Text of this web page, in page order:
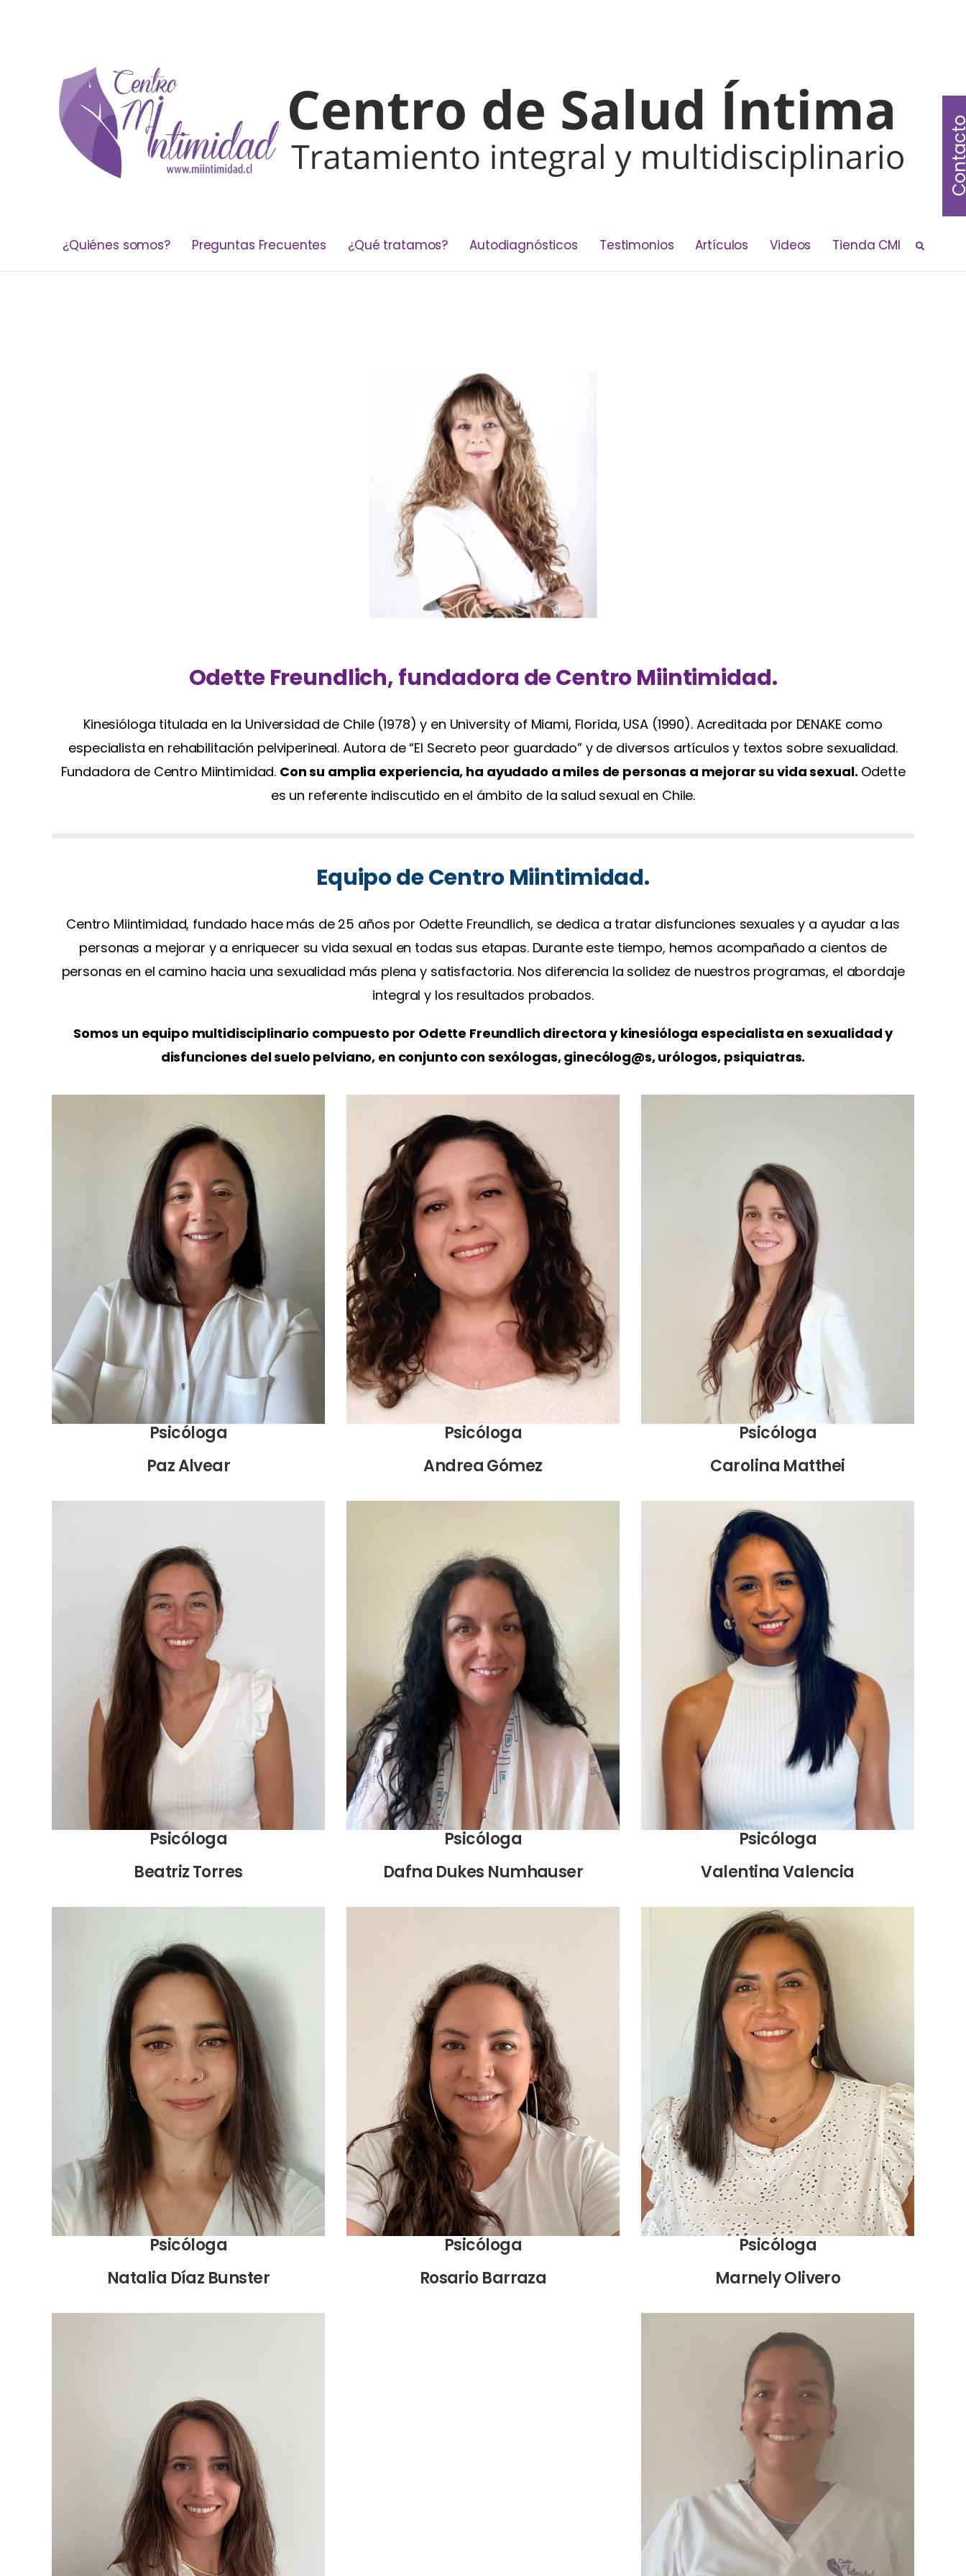
¿Quiénes somos? Preguntas Frecuentes ¿Qué tratamos? Autodiagnósticos Testimonios Artículos Videos Tienda CMI
Directora de Centro Miintimidad y Fundadora de
Vaginismo.cl, Kinesióloga especialista en sexualidad.
Odette Freundlich, fundadora de Centro Miintimidad.
Kinesióloga titulada en la Universidad de Chile (1978) y en University of Miami, Florida, USA (1990). Acreditada por DENAKE como
especialista en rehabilitación pelviperineal. Autora de “El Secreto peor guardado” y de diversos artículos y textos sobre sexualidad.
Fundadora de Centro Miintimidad. Con su amplia experiencia, ha ayudado a miles de personas a mejorar su vida sexual. Odette
es un referente indiscutido en el ámbito de la salud sexual en Chile.
Equipo de Centro Miintimidad.
Centro Miintimidad, fundado hace más de 25 años por Odette Freundlich, se dedica a tratar disfunciones sexuales y a ayudar a las
personas a mejorar y a enriquecer su vida sexual en todas sus etapas. Durante este tiempo, hemos acompañado a cientos de
personas en el camino hacia una sexualidad más plena y satisfactoria. Nos diferencia la solidez de nuestros programas, el abordaje
integral y los resultados probados.
Somos un equipo multidisciplinario compuesto por Odette Freundlich directora y kinesióloga especialista en sexualidad y
disfunciones del suelo pelviano, en conjunto con sexólogas, ginecólog@s, urólogos, psiquiatras.
Psicóloga clínica, Acreditada. Sexóloga. Enfoque
sistémica constructivista.
Master en Psicoterapia Breve Estratégica.
Psicóloga
Paz Alvear
Psicóloga Clínica, Universidad Central. Acreditada
CONAPSCL
Especialista Post titulada y Diplomada en Terapia
Sexual y de Pareja, Sexóloga, Docente de Sexología
en USS.
Psicóloga
Andrea Gómez
Psicóloga, Universidad del Desarrollo, Master en
Sexología en Instituto Universitario de Sexología de
la Universidad Camilo José Cela. España
Psicóloga
Carolina Matthei
Psicóloga clínica, formada en Terapia Centrada en
la Compasión y Teoría del Apego, Diplomada en
Sexualidad Humana y Terapia Sexual, Diplomada en
Terapia de Parejas Centrada en Soluciones.
Psicóloga
Beatriz Torres
Psicóloga clínica, especialista en terapia de pareja,
mindfulness, terapia sexual, trauma, y
psicodiagnóstico
Psicóloga
Dafna Dukes Numhauser
Psicóloga y Sexóloga especializada en la
Universidad de Sevilla (Máster en Sexología, Sevilla,
España).
Diplomado en Sexualidad Humana y Terapia Sexual
en la Academia de Psicología y Bienestar
Psicóloga
Valentina Valencia
Psicóloga Clínica, Universidad Alberto Hurtado.
Master en sexologia Universidad de Sevilla, España
Psicóloga
Natalia Díaz Bunster
Psicóloga con post título en Terapia de parejas y
familias. Master en sexología de la Universidad de
Sevilla.
Psicóloga
Rosario Barraza
Psicóloga Universidad del Desarrollo, Formación en
Psicoterapia integrativa. Sexóloga, Master en
Psicoterapia Breve Estratégica.
Psicóloga
Marnely Olivero
Magister en Psicología Clínica, psicoterapeuta
especialista en terapia de pareja y disfunciones
sexuales.
Secretaria